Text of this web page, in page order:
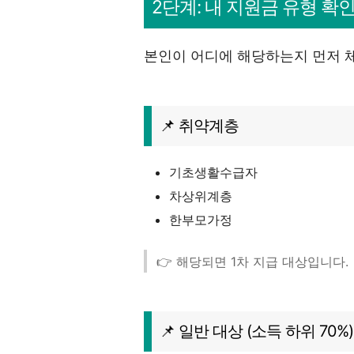
2단계: 내 지원금 유형 확
본인이 어디에 해당하는지 먼저
📌 취약계층
기초생활수급자
차상위계층
한부모가정
👉 해당되면 1차 지급 대상입니다.
📌 일반 대상 (소득 하위 70%)